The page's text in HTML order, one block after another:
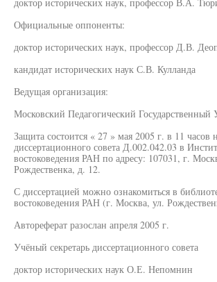
Официальные оппоненты:
доктор исторических наук, профессор Д.В.
кандидат исторических наук С.В. Кулланда
Ведущая организация:
Московский Педагогический Государственный
Защита состоится « 27 » мая 2005 г. в 11 часов
диссертационного совета Д.002.042.03 в
востоковедения РАН по адресу: 107031, г.
Рождественка, д. 12.
С диссертацией можно ознакомиться в
востоковедения РАН (г. Москва, ул.
Автореферат разослан апреля 2005 г.
Учёный секретарь диссертационного совета
доктор исторических наук О.Е. Непомнин